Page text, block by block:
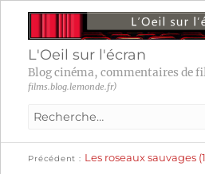
L'Oeil sur l'écran
Blog cinéma, commentaires de
films.blog.lemonde.fr)
Recherche
:
Navigation
Précédent
précédente :
Les roseaux sauvages